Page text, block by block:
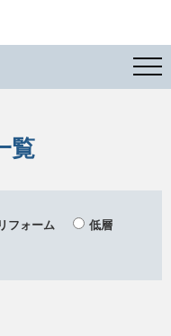
覧
リフォーム 低層